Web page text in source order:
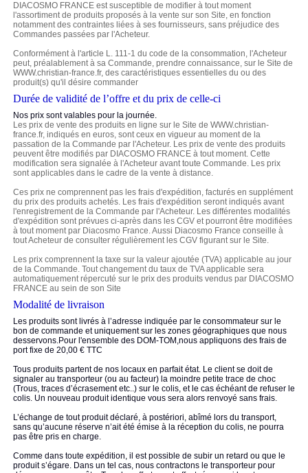
DIACOSMO FRANCE est susceptible de modifier à tout moment
l'assortiment de produits proposés à la vente sur son Site, en fonction
notamment des contraintes liées à ses fournisseurs, sans préjudice des
Commandes passées par l'Acheteur.
Conformément à l'article L. 111-1 du code de la consommation, l'Acheteur
peut, préalablement à sa Commande, prendre connaissance, sur le Site de
WWW.christian-france.fr, des caractéristiques essentielles du ou des
produit(s) qu'il désire commander
Durée de validité de l’offre et du prix de celle-ci
Nos prix sont valables pour la journée.
Les prix de vente des produits en ligne sur le Site de WWW.christian-
france.fr, indiqués en euros, sont ceux en vigueur au moment de la
passation de la Commande par l'Acheteur. Les prix de vente des produits
peuvent être modifiés par DIACOSMO FRANCE à tout moment. Cette
modification sera signalée à l'Acheteur avant toute Commande. Les prix
sont applicables dans le cadre de la vente à distance.
Ces prix ne comprennent pas les frais d'expédition, facturés en supplément
du prix des produits achetés. Les frais d'expédition seront indiqués avant
l'enregistrement de la Commande par l'Acheteur. Les différentes modalités
d'expédition sont prévues ci-après dans les CGV et pourront être modifiées
à tout moment par Diacosmo France. Aussi Diacosmo France conseille à
tout Acheteur de consulter régulièrement les CGV figurant sur le Site.
Les prix comprennent la taxe sur la valeur ajoutée (TVA) applicable au jour
de la Commande. Tout changement du taux de TVA applicable sera
automatiquement répercuté sur le prix des produits vendus par DIACOSMO
FRANCE au sein de son Site
Modalité de livraison
Les produits sont livrés à l’adresse indiquée par le consommateur sur le
bon de commande et uniquement sur les zones géographiques que nous
desservons.Pour l'ensemble des DOM-TOM,nous appliquons des frais de
port fixe de 20,00 € TTC
Tous produits partent de nos locaux en parfait état. Le client se doit de
signaler au transporteur (ou au facteur) la moindre petite trace de choc
(Trous, traces d’écrasement etc..) sur le colis, et le cas échéant de refuser le
colis. Un nouveau produit identique vous sera alors renvoyé sans frais.
L’échange de tout produit déclaré, à postériori, abîmé lors du transport,
sans qu’aucune réserve n’ait été émise à la réception du colis, ne pourra
pas être pris en charge.
Comme dans toute expédition, il est possible de subir un retard ou que le
produit s’égare. Dans un tel cas, nous contractons le transporteur pour